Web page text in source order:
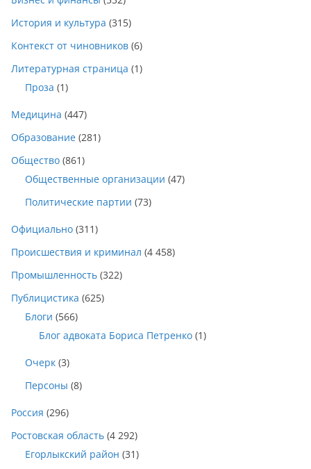
История и культура (315)
Контекст от чиновников (6)
Литературная страница (1)
Проза (1)
Медицина (447)
Образование (281)
Общество (861)
Общественные организации (47)
Политические партии (73)
Официально (311)
Происшествия и криминал (4 458)
Промышленность (322)
Публицистика (625)
Блоги (566)
Блог адвоката Бориса Петренко (1)
Очерк (3)
Персоны (8)
Россия (296)
Ростовская область (4 292)
Егорлыкский район (31)